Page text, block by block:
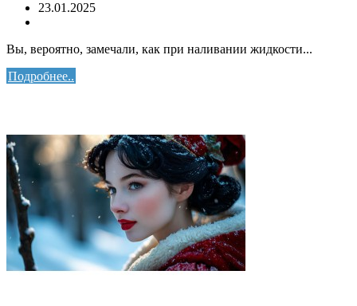
23.01.2025
Вы, вероятно, замечали, как при наливании жидкости...
Подробнее..